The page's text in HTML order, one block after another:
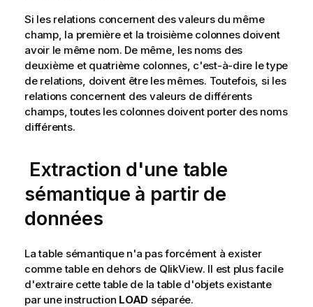
Si les relations concernent des valeurs du même
champ, la première et la troisième colonnes doivent
avoir le même nom. De même, les noms des
deuxième et quatrième colonnes, c'est-à-dire le type
de relations, doivent être les mêmes. Toutefois, si les
relations concernent des valeurs de différents
champs, toutes les colonnes doivent porter des noms
différents.
Extraction d'une table
sémantique à partir de
données
La table sémantique n'a pas forcément à exister
comme table en dehors de QlikView. Il est plus facile
d'extraire cette table de la table d'objets existante
par une instruction LOAD séparée.